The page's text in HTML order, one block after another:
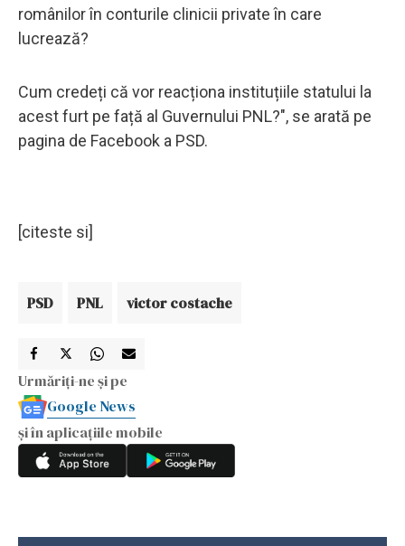
românilor în conturile clinicii private în care
lucrează?
Cum credeți că vor reacționa instituțiile statului la
acest furt pe față al Guvernului PNL?", se arată pe
pagina de Facebook a PSD.
[citeste si]
PSD PNL victor costache
Urmăriți-ne și pe
Google News
și în aplicațiile mobile